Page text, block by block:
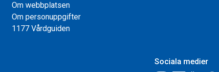
Om webbplatsen
Om personuppgifter
1177 Vårdguiden
Sociala medier